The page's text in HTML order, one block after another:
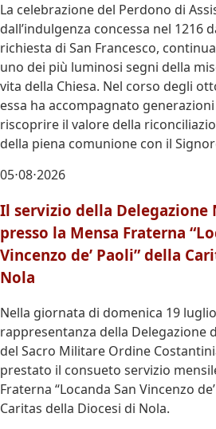
La celebrazione del Perdono di
dall’indulgenza concessa nel 1216
richiesta di San Francesco,
uno dei più luminosi segni della
vita della Chiesa. Nel corso degli
essa ha accompagnato
riscoprire il valore della
della piena comunione con il
05⋅08⋅2026
Il servizio della Delegazione
presso la Mensa Fraterna
Vincenzo de’ Paoli” della
Nola
Nella giornata di domenica 19
rappresentanza della Delegazione
del Sacro Militare Ordine
prestato il consueto servizio
Fraterna “Locanda San Vincenzo
Caritas della Diocesi di Nola.